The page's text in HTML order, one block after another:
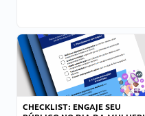
CHECKLIST: ENGAJE SEU